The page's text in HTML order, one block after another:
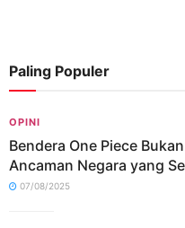
Paling Populer
OPINI
Bendera One Piece
Ancaman Negara yang
07/08/2025